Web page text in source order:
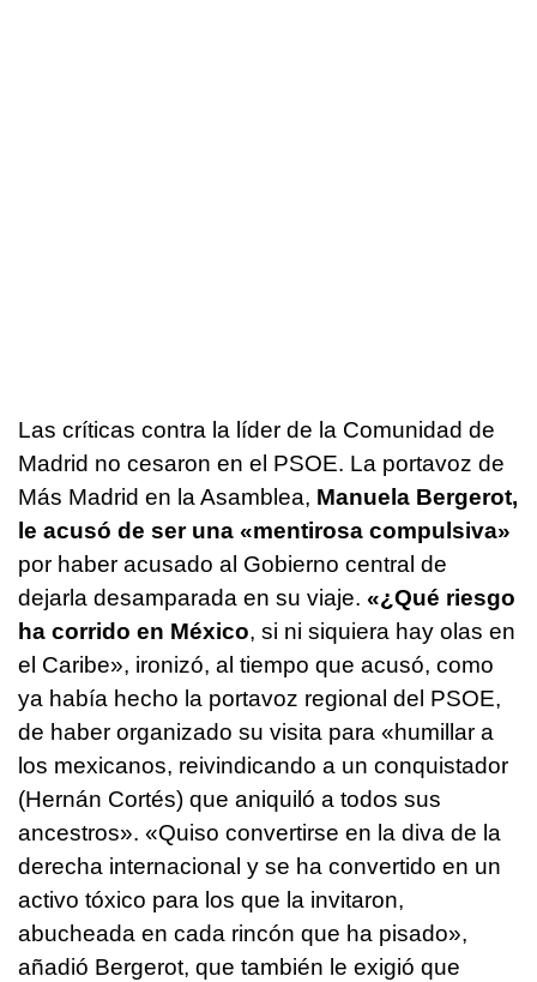
Las críticas contra la líder de la Comunidad de
Madrid no cesaron en el PSOE. La portavoz de
Más Madrid en la Asamblea, Manuela Bergerot,
le acusó de ser una «mentirosa compulsiva»
por haber acusado al Gobierno central de
dejarla desamparada en su viaje. «¿Qué riesgo
ha corrido en México, si ni siquiera hay olas en
el Caribe», ironizó, al tiempo que acusó, como
ya había hecho la portavoz regional del PSOE,
de haber organizado su visita para «humillar a
los mexicanos, reivindicando a un conquistador
(Hernán Cortés) que aniquiló a todos sus
ancestros». «Quiso convertirse en la diva de la
derecha internacional y se ha convertido en un
activo tóxico para los que la invitaron,
abucheada en cada rincón que ha pisado»,
añadió Bergerot, que también le exigió que